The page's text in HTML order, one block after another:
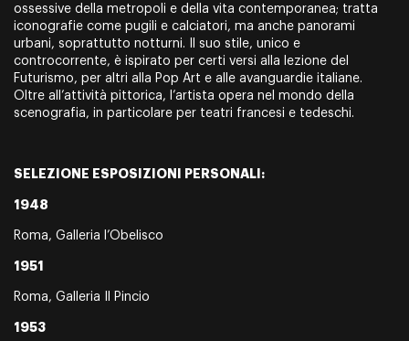
ossessive della metropoli e della vita contemporanea; tratta
iconografie come pugili e calciatori, ma anche panorami
urbani, soprattutto notturni. Il suo stile, unico e
controcorrente, è ispirato per certi versi alla lezione del
Futurismo, per altri alla Pop Art e alle avanguardie italiane.
Oltre all’attività pittorica, l’artista opera nel mondo della
scenografia, in particolare per teatri francesi e tedeschi.
SELEZIONE ESPOSIZIONI PERSONALI:
1948
Roma, Galleria l’Obelisco
1951
Roma, Galleria Il Pincio
1953